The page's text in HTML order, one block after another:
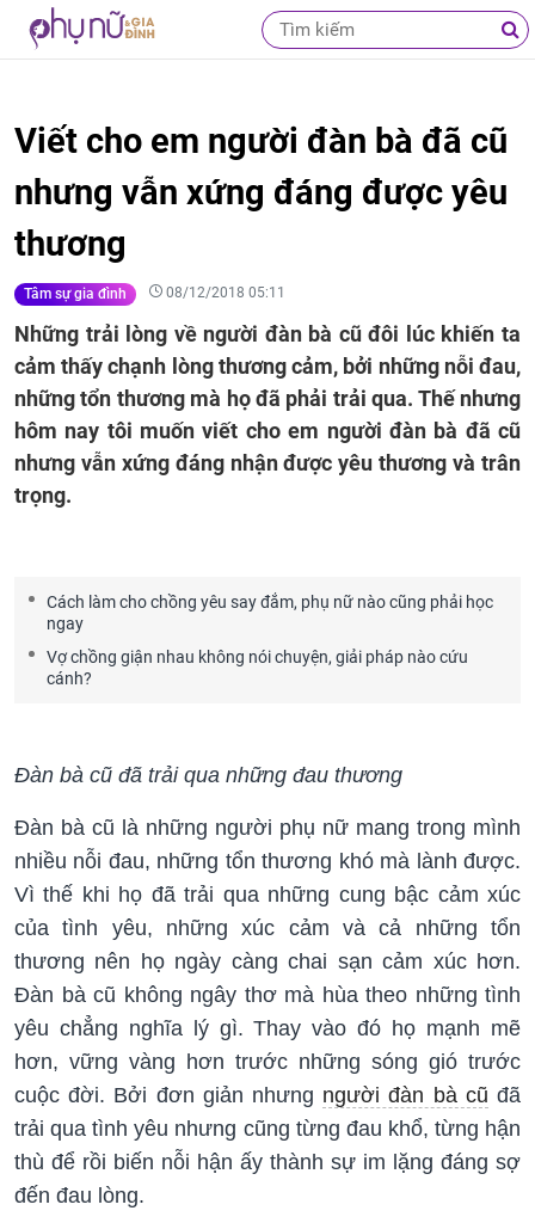
Viết cho em người đàn bà đã cũ
nhưng vẫn xứng đáng được yêu
thương
Tâm sự gia đình 08/12/2018 05:11
Những trải lòng về người đàn bà cũ đôi lúc khiến ta
cảm thấy chạnh lòng thương cảm, bởi những nỗi đau,
những tổn thương mà họ đã phải trải qua. Thế nhưng
hôm nay tôi muốn viết cho em người đàn bà đã cũ
nhưng vẫn xứng đáng nhận được yêu thương và trân
trọng.
Cách làm cho chồng yêu say đắm, phụ nữ nào cũng phải học
ngay
Vợ chồng giận nhau không nói chuyện, giải pháp nào cứu
cánh?
Đàn bà cũ đã trải qua những đau thương
Đàn bà cũ là những người phụ nữ mang trong mình
nhiều nỗi đau, những tổn thương khó mà lành được.
Vì thế khi họ đã trải qua những cung bậc cảm xúc
của tình yêu, những xúc cảm và cả những tổn
thương nên họ ngày càng chai sạn cảm xúc hơn.
Đàn bà cũ không ngây thơ mà hùa theo những tình
yêu chẳng nghĩa lý gì. Thay vào đó họ mạnh mẽ
hơn, vững vàng hơn trước những sóng gió trước
cuộc đời. Bởi đơn giản nhưng người đàn bà cũ đã
trải qua tình yêu nhưng cũng từng đau khổ, từng hận
thù để rồi biến nỗi hận ấy thành sự im lặng đáng sợ
đến đau lòng.